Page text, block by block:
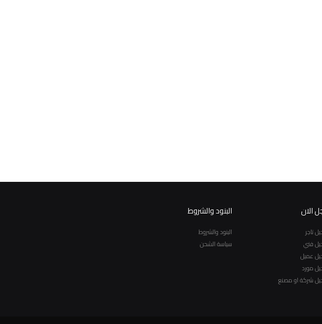
الان
تاجر
فني
عميل
مورد
شركة او مصنع
البنود والشروط
البنود والشروط
سياسة الشحن